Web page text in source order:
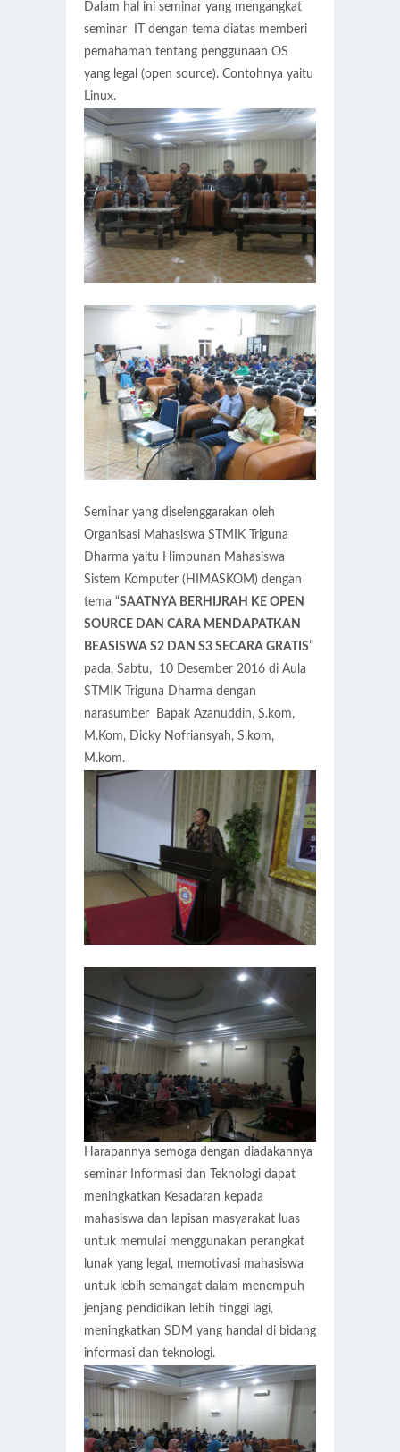
Dalam hal ini seminar yang mengangkat
seminar IT dengan tema diatas memberi
pemahaman tentang penggunaan OS
yang legal (open source). Contohnya yaitu
Linux.
Seminar yang diselenggarakan oleh
Organisasi Mahasiswa STMIK Triguna
Dharma yaitu Himpunan Mahasiswa
Sistem Komputer (HIMASKOM) dengan
tema “SAATNYA BERHIJRAH KE OPEN
SOURCE DAN CARA MENDAPATKAN
BEASISWA S2 DAN S3 SECARA GRATIS”
pada, Sabtu, 10 Desember 2016 di Aula
STMIK Triguna Dharma dengan
narasumber Bapak Azanuddin, S.kom,
M.Kom, Dicky Nofriansyah, S.kom,
M.kom.
Harapannya semoga dengan diadakannya
seminar Informasi dan Teknologi dapat
meningkatkan Kesadaran kepada
mahasiswa dan lapisan masyarakat luas
untuk memulai menggunakan perangkat
lunak yang legal, memotivasi mahasiswa
untuk lebih semangat dalam menempuh
jenjang pendidikan lebih tinggi lagi,
meningkatkan SDM yang handal di bidang
informasi dan teknologi.